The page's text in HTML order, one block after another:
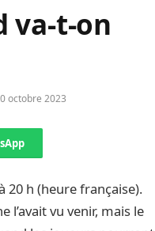
va-t-on
octobre 2023
20 h (heure française).
l’avait vu venir, mais le